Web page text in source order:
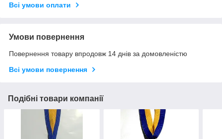
Всі умови оплати
Умови повернення
Повернення товару впродовж 14 днів за домовленістю
Всі умови повернення
Подібні товари компанії